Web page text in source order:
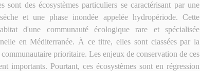
sont des écosystèmes particuliers se caractérisant par une
et une phase inondée appelée hydropériode. Cette
d'une communauté écologique rare et spécialisée
en Méditerranée. À ce titre, elles sont classées par la
prioritaire. Les enjeux de conservation de ces
importants. Pourtant, ces écosystèmes sont en régression